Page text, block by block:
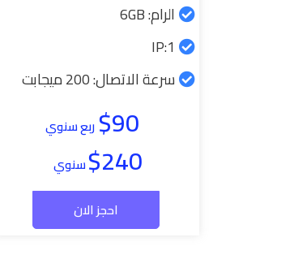
الرام: 6GB
1:IP
سرعة الاتصال: 200 ميجابت
$90ربع سنوي
$240سنوي
احجز الان